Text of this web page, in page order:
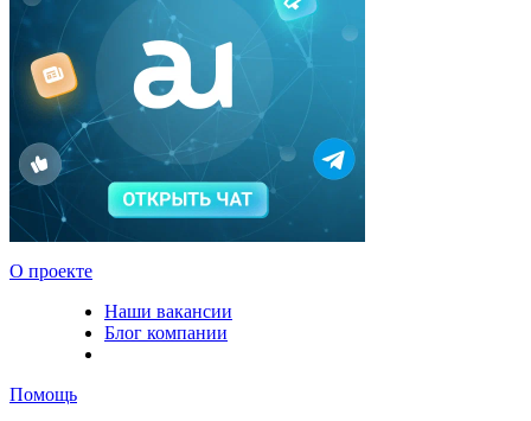
О проекте
Наши вакансии
Блог компании
Помощь